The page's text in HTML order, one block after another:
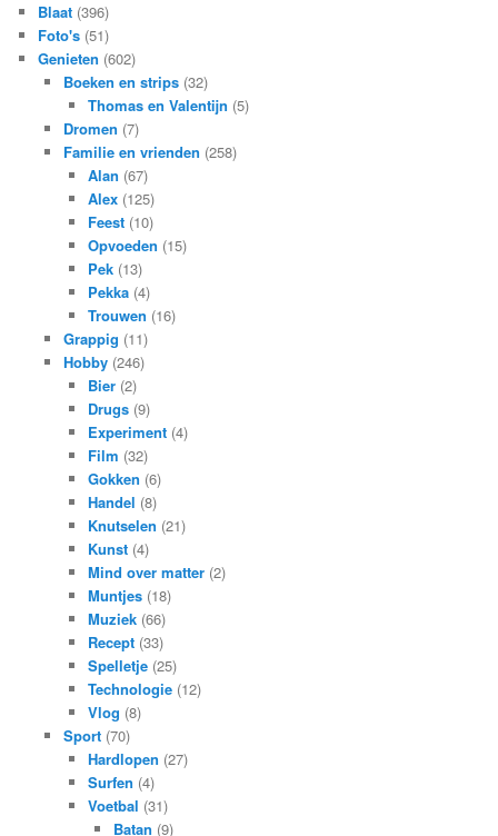
Blaat (396)
Foto's (51)
Genieten (602)
Boeken en strips(32)
Thomas en Valentijn (5)
Dromen (7)
Familie en vrienden (258)
Alan (67)
Alex (125)
Feest (10)
Opvoeden (15)
Pek (13)
Pekka (4)
Trouwen (16)
Grappig (11)
Hobby(246)
Bier (2)
Drugs (9)
Experiment (4)
Film (32)
Gokken (6)
Handel (8)
Knutselen (21)
Kunst (4)
Mind over matter (2)
Muntjes (18)
Muziek (66)
Recept (33)
Spelletje (25)
Technologie (12)
Vlog (8)
Sport(70)
Hardlopen (27)
Surfen (4)
Voetbal (31)
Batan (9)